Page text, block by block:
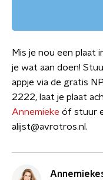
Mis je nou een plaat
je wat aan doen!
appje via de gratis
2222, laat je plaat
Annemieke óf stuur
alijst@avrotros.nl.